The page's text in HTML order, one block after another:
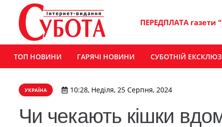
ПЕРЕДПЛАТА газети
ТОП НОВИНИ ГАРЯЧІ НОВИНИ СУБОТНІЙ
УКРАЇНА 10:28, Неділя, 25 Серпня, 2024
Чи чекають кішки